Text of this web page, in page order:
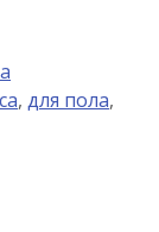
, для пола,